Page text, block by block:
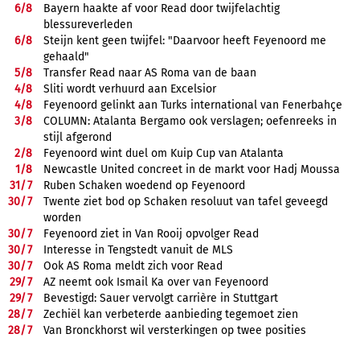
6/8
Bayern haakte af voor Read door twijfelachtig
blessureverleden
6/8
Steijn kent geen twijfel: "Daarvoor heeft Feyenoord me
gehaald"
5/8
Transfer Read naar AS Roma van de baan
4/8
Sliti wordt verhuurd aan Excelsior
4/8
Feyenoord gelinkt aan Turks international van Fenerbahçe
3/8
COLUMN: Atalanta Bergamo ook verslagen; oefenreeks in
stijl afgerond
2/8
Feyenoord wint duel om Kuip Cup van Atalanta
1/8
Newcastle United concreet in de markt voor Hadj Moussa
31/7
Ruben Schaken woedend op Feyenoord
30/7
Twente ziet bod op Schaken resoluut van tafel geveegd
worden
30/7
Feyenoord ziet in Van Rooij opvolger Read
30/7
Interesse in Tengstedt vanuit de MLS
30/7
Ook AS Roma meldt zich voor Read
29/7
AZ neemt ook Ismail Ka over van Feyenoord
29/7
Bevestigd: Sauer vervolgt carrière in Stuttgart
28/7
Zechiël kan verbeterde aanbieding tegemoet zien
28/7
Van Bronckhorst wil versterkingen op twee posities